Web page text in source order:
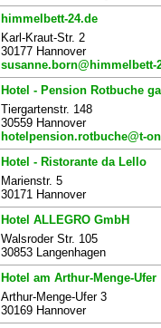
himmelbett-24.de
Karl-Kraut-Str. 2
30177 Hannover
susanne.born@himmelbett-
Hotel - Pension Rotbuche
Tiergartenstr. 148
30559 Hannover
hotelpension.rotbuche@t-
Hotel - Ristorante da Lello
Marienstr. 5
30171 Hannover
Hotel ALLEGRO GmbH
Walsroder Str. 105
30853 Langenhagen
Hotel am Arthur-Menge-Ufer
Arthur-Menge-Ufer 3
30169 Hannover